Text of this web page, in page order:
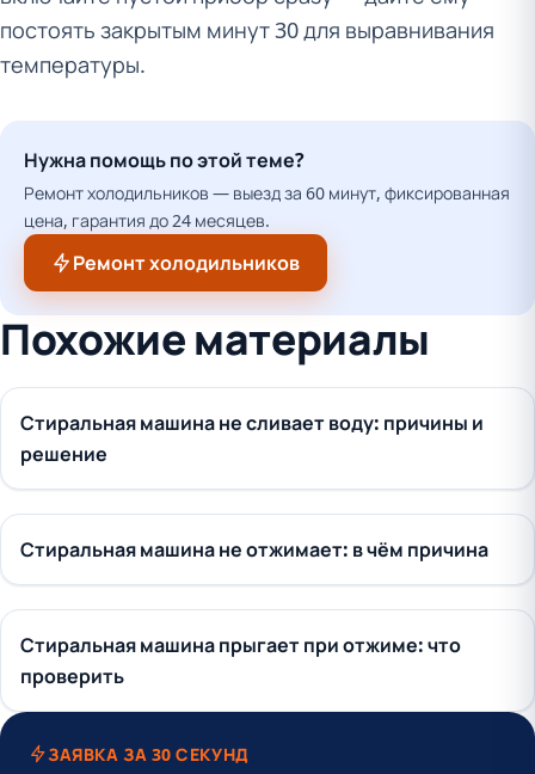
постоять закрытым минут 30 для выравнивания
температуры.
Нужна помощь по этой теме?
Ремонт холодильников — выезд за 60 минут, фиксированная
цена, гарантия до 24 месяцев.
Ремонт холодильников
Похожие материалы
Стиральная машина не сливает воду: причины и
решение
Стиральная машина не отжимает: в чём причина
Стиральная машина прыгает при отжиме: что
проверить
ЗАЯВКА ЗА 30 СЕКУНД